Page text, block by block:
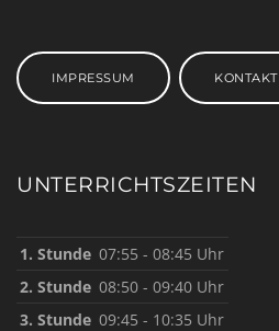
IMPRESSUM KONTAKT
UNTERRICHTSZEITEN
1. Stunde 07:55 - 08:45 Uhr
2. Stunde 08:50 - 09:40 Uhr
3. Stunde 09:45 - 10:35 Uhr